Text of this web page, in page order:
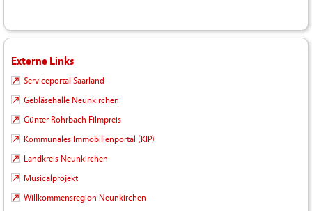
Externe Links
Serviceportal Saarland
Gebläsehalle Neunkirchen
Günter Rohrbach Filmpreis
Kommunales Immobilienportal (KIP)
Landkreis Neunkirchen
Musicalprojekt
Willkommensregion Neunkirchen